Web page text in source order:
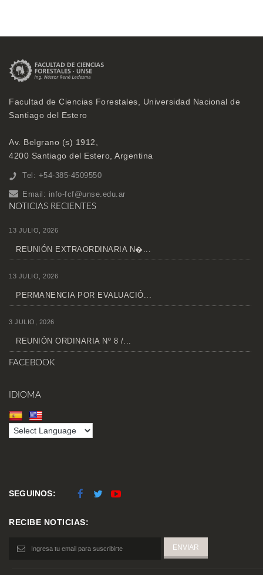
Facultad de Ciencias Forestales, Universidad Nacional de
Santiago del Estero
Av. Belgrano (s) 1912,
4200 Santiago del Estero, Argentina
Tel: +54-385-4509550
Email: info-fcf@unse.edu.ar
NOTICIAS RECIENTES
13 JULIO, 2026
REUNIÓN EXTRAORDINARIA N�...
13 JULIO, 2026
PERMANENCIA POR EVALUACIÓ...
3 JULIO, 2026
REUNIÓN ORDINARIA Nº 8 /...
FACEBOOK
IDIOMA
SEGUINOS:
RECIBE NOTICIAS: